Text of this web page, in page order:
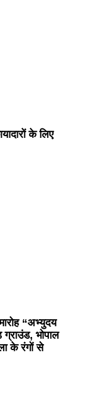
के लिए
“अभ्युदय
भोपाल
के रंगों से